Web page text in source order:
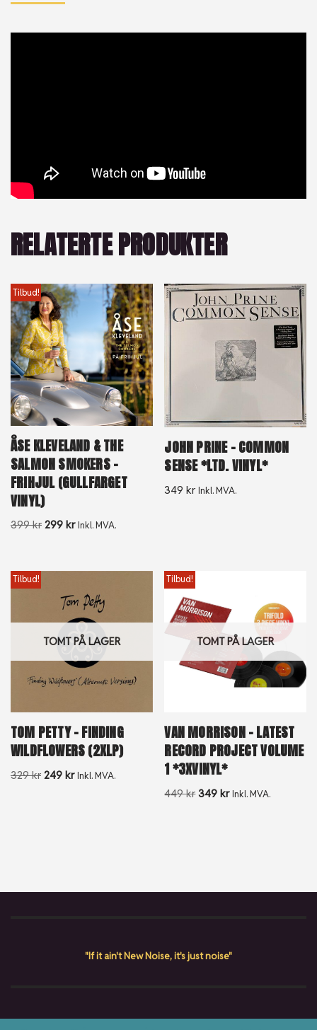
RELATERTE PRODUKTER
Tilbud!
ÅSE KLEVELAND & THE
SALMON SMOKERS –
FRIHJUL (GULLFARGET
VINYL)
399kr 299 kr Inkl. MVA.
JOHN PRINE – COMMON
SENSE *LTD. VINYL*
349kr Inkl. MVA.
TOMT PÅ LAGER
Tilbud!
TOM PETTY – FINDING
WILDFLOWERS (2XLP)
329kr 249 kr Inkl. MVA.
TOMT PÅ LAGER
Tilbud!
VAN MORRISON – LATEST
RECORD PROJECT VOLUME
1 *3XVINYL*
449kr 349kr Inkl. MVA.
"If it ain't New Noise, it's just noise"